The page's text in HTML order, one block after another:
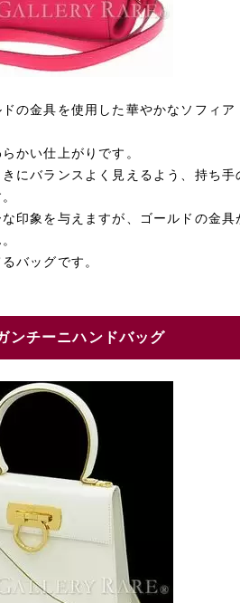
の金具を使用した華やかなソフィア
かい仕上がりです。
にバランスよく見えるよう、持ち手
印象を与えますが、ゴールドの金具
バッグです。
ンチーニハンドバッグ